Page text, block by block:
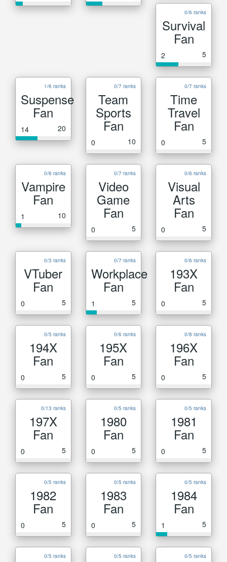
0/6 ranks
Survival
Fan
2 5
1/6 ranks
Suspense
Fan
14 20
0/7 ranks
Team
Sports
Fan
0 10
0/7 ranks
Time
Travel
Fan
0 5
0/6 ranks
Vampire
Fan
1 10
0/7 ranks
Video
Game
Fan
0 5
0/6 ranks
Visual
Arts
Fan
0 5
0/3 ranks
VTuber
Fan
0 5
0/7 ranks
Workplace
Fan
1 5
0/6 ranks
193X
Fan
0 5
0/5 ranks
194X
Fan
0 5
0/6 ranks
195X
Fan
0 5
0/8 ranks
196X
Fan
0 5
0/13 ranks
197X
Fan
0 5
0/5 ranks
1980
Fan
0 5
0/5 ranks
1981
Fan
0 5
0/5 ranks
1982
Fan
0 5
0/5 ranks
1983
Fan
0 5
0/5 ranks
1984
Fan
1 5
0/5 ranks 0/5 ranks 0/5 ranks